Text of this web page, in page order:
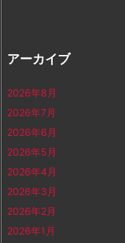
アーカイブ
2026年8月
2026年7月
2026年6月
2026年5月
2026年4月
2026年3月
2026年2月
2026年1月